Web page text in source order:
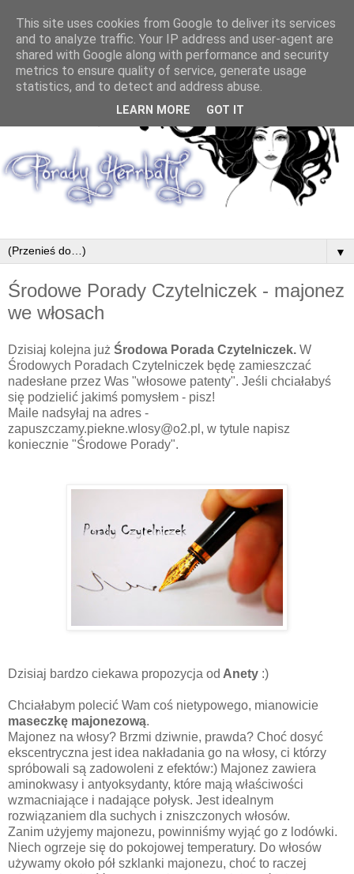
▼
Środowe Porady Czytelniczek - majonez
we włosach
Dzisiaj kolejna już Środowa Porada Czytelniczek. W
Środowych Poradach Czytelniczek będę zamieszczać
nadesłane przez Was "włosowe patenty". Jeśli chciałabyś
się podzielić jakimś pomysłem - pisz!
Maile nadsyłaj na adres -
zapuszczamy.piekne.wlosy@o2.pl, w tytule napisz
koniecznie "Środowe Porady".
Dzisiaj bardzo ciekawa propozycja od Anety :)
Chciałabym polecić Wam coś nietypowego, mianowicie
maseczkę majonezową.
Majonez na włosy? Brzmi dziwnie, prawda? Choć dosyć
ekscentryczna jest idea nakładania go na włosy, ci którzy
spróbowali są zadowoleni z efektów:) Majonez zawiera
aminokwasy i antyoksydanty, które mają właściwości
wzmacniające i nadające połysk. Jest idealnym
rozwiązaniem dla suchych i zniszczonych włosów.
Zanim użyjemy majonezu, powinniśmy wyjąć go z lodówki.
Niech ogrzeje się do pokojowej temperatury. Do włosów
używamy około pół szklanki majonezu, choć to raczej
This site uses cookies from Google to deliver its services
and to analyze traffic. Your IP address and user-agent are
shared with Google along with performance and security
metrics to ensure quality of service, generate usage
statistics, and to detect and address abuse.
LEARN MORE GOT IT